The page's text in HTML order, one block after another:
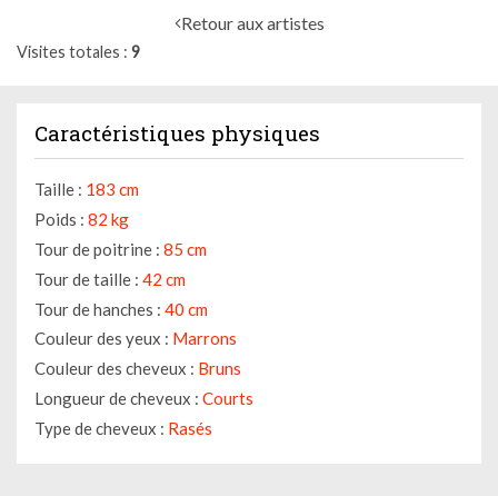
Retour aux artistes
Visites totales 9
Caractéristiques physiques
Taille : 183 cm
Poids : 82 kg
Tour de poitrine : 85 cm
Tour de taille : 42 cm
Tour de hanches : 40 cm
Couleur des yeux : Marrons
Couleur des cheveux : Bruns
Longueur de cheveux : Courts
Type de cheveux : Rasés